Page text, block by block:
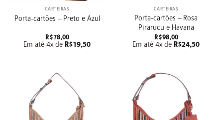
CARTEIRAS
Porta-cartões – Preto e Azul
R$78,00
Em até 4x de R$19,50
CARTEIRAS
Porta-cartões – Rosa
Pirarucu e Havana
R$98,00
Em até 4x de R$24,50